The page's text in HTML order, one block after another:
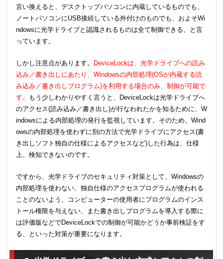
言い換えると、デスクトップパソコンに内蔵しているものでも、
ノートパソコンにUSB接続している外付けのものでも、およそWi
ndowsに光学ドライブと認識されるものは全て制御できる、と言
っています。
しかし注意点があります。 DeviceLockは、光学ドライブへの読み
込み／書き出しにあたり、Windowsの内部処理(OSが内蔵する読
み込み／書き出しプログラム)を利用する場合のみ、制御が可能で
す。
もう少しわかりやすく言うと、DeviceLockは光学ドライブへ
のアクセス(読み込み／書き出し)が行なわれたかを知るために、W
indowsによる内部処理の発行を監視しています。そのため、Wind
owsの内部処理を使わずに別の方法で光学ドライブにアクセス(書
き出しソフト独自の仕様によるアクセスなど)した行為は、仕様
上、検知できないのです。
ですから、光学ドライブのセキュリティ対策として、Windowsの
内部処理を使わない、独自仕様のアクセスプログラムが使われる
ことのないよう、コンピューターの使用者にプログラムのインス
トール権限を与えない、また書き出しプログラムを導入する際に
は評価版などでDeviceLockでの制御が可能かどうか事前検証をす
る、といった対策が重要になります。